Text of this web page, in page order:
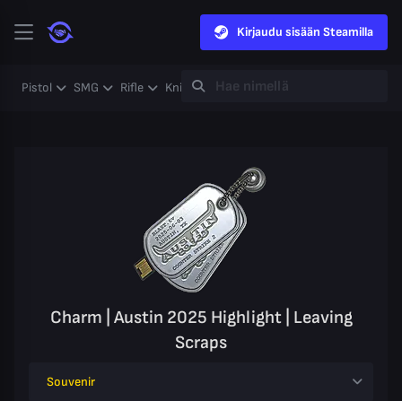
Kirjaudu sisään Steamilla
Pistol SMG Rifle Knife Gloves Heavy
Charm | Austin 2025 Highlight | Leaving
Scraps
Souvenir